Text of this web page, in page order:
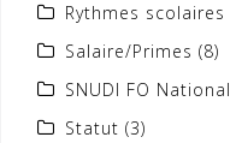
Rythmes scolaires
Salaire/Primes (8)
SNUDI FO National
Statut (3)